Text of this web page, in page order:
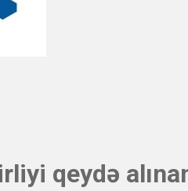
qeydə